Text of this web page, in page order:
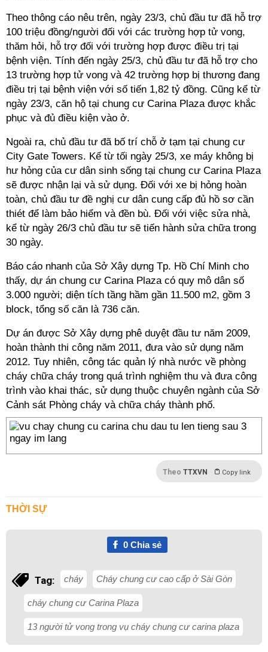
Theo thông cáo nêu trên, ngày 23/3, chủ đầu tư đã hỗ trợ
100 triệu đồng/người đối với các trường hợp tử vong,
thăm hỏi, hỗ trợ đối với trường hợp được điều trị tại
bệnh viện. Tính đến ngày 25/3, chủ đầu tư đã hỗ trợ cho
13 trường hợp tử vong và 42 trường hợp bị thương đang
điều trị tại bệnh viện với số tiến 1,82 tỷ đồng. Cũng kể từ
ngày 23/3, căn hộ tại chung cư Carina Plaza được khắc
phục và đủ điều kiện vào ở.
Ngoài ra, chủ đầu tư đã bố trí chỗ ở tạm tại chung cư
City Gate Towers. Kể từ tối ngày 25/3, xe máy không bị
hư hỏng của cư dân sinh sống tại chung cư Carina Plaza
sẽ được nhận lại và sử dụng. Đối với xe bị hỏng hoàn
toàn, chủ đầu tư đề nghị cư dân cung cấp đủ hồ sơ cần
thiét để làm bảo hiểm và đền bù. Đối với việc sửa nhà,
kể từ ngày 26/3 chủ đầu tư sẽ tiến hành sửa chữa trong
30 ngày.
Báo cáo nhanh của Sở Xây dựng Tp. Hồ Chí Minh cho
thấy, dự án chung cư Carina Plaza có quy mô dân số
3.000 người; diện tích tầng hầm gần 11.500 m2, gồm 3
block, tổng số căn là 736 căn.
Dự án được Sở Xây dựng phê duyệt đầu tư năm 2009,
hoàn thành thi công năm 2011, đưa vào sử dụng năm
2012. Tuy nhiên, công tác quản lý nhà nước về phòng
cháy chữa cháy trong quá trình nghiệm thu và đưa công
trình vào khai thác, sử dụng thuộc chuyên ngành của Sở
Cảnh sát Phòng cháy và chữa cháy thành phố.
Theo TTXVN Copy link
THỜI SỰ
0Chia sẻ
Tag: cháy Cháy chung cư cao cấp ở Sài Gòn
cháy chung cư Carina Plaza
13 người tử vong trong vụ cháy chung cư carina plaza